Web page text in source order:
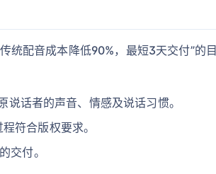
统配音成本降低90%，最短3天交付”的目
说话者的声音、情感及说话习惯。
符合版权要求。
交付。